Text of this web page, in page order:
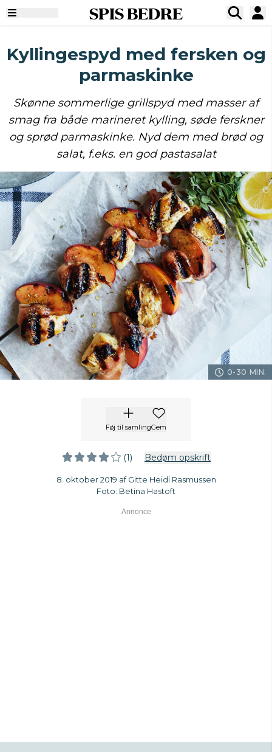
SPIS BEDRE
Kyllingespyd med fersken og
parmaskinke
Skønne sommerlige grillspyd med masser af
smag fra både marineret kylling, søde ferskner
og sprød parmaskinke. Nyd dem med brød og
salat, f.eks. en god pastasalat
0-30 MIN.
Føj til samlingGem
(1) Bedøm opskrift
8. oktober 2019 af Gitte Heidi Rasmussen
Foto: Betina Hastoft